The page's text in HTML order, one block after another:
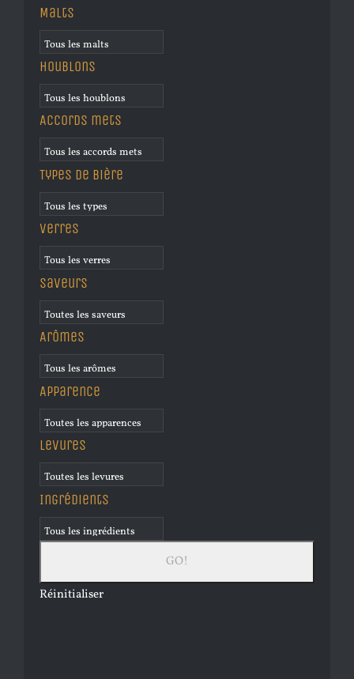
Malts
Houblons
Accords mets
Types de bière
Verres
Saveurs
Arômes
Apparence
Levures
Ingrédients
Réinitialiser